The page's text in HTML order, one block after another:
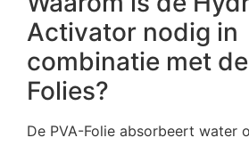
Activator nodig in
combinatie met
Folies?
De PVA-Folie absorbeert water